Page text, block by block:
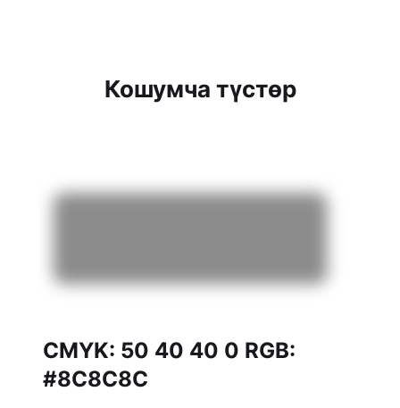
Кошумча түстөр
CMYK: 50 40 40 0 RGB:
#8C8C8C